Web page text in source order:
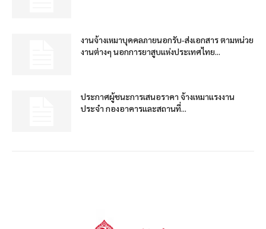
งานจ้างเหมาบุคคลภายนอกรับ-ส่งเอกสาร ตามหน่วย
งานต่างๆ นอกการยาสูบแห่งประเทศไทย...
ประกาศผู้ชนะการเสนอราคา จ้างเหมาแรงงาน
ประจำ กองอาคารและสถานที่...